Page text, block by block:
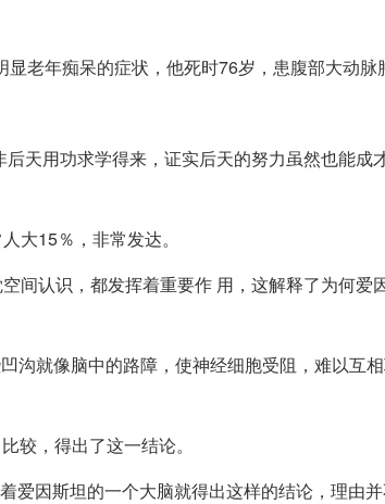
老年痴呆的症状，他死时76岁，患腹部大动脉
天用功求学得来，证实后天的努力虽然也能成
大15％，非常发达。
间认识，都发挥着重要作 用，这解释了为何爱
沟就像脑中的路障，使神经细胞受阻，难以互
较，得出了这一结论。
爱因斯坦的一个大脑就得出这样的结论，理由